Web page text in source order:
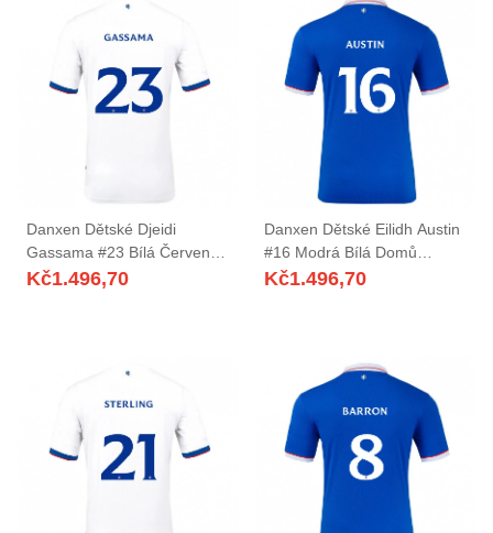
Danxen Dětské Djeidi
Gassama #23 Bílá Červená
Modrá Daleko Hráčské
Kč1.496,70
Danxen Dětské Eilidh Austin
#16 Modrá Bílá Domů
Hráčské Dresy 2025/26 Dres
Kč1.496,70